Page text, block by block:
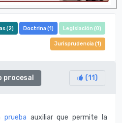
(2) Doctrina (1) Legislación (0)
Jurisprudencia (1)
procesal (11)
prueba auxiliar que permite la